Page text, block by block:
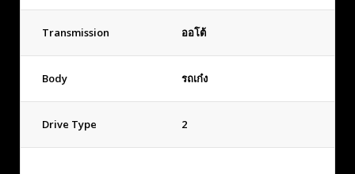
Transmission ออโต้
Body รถเก๋ง
Drive Type 2